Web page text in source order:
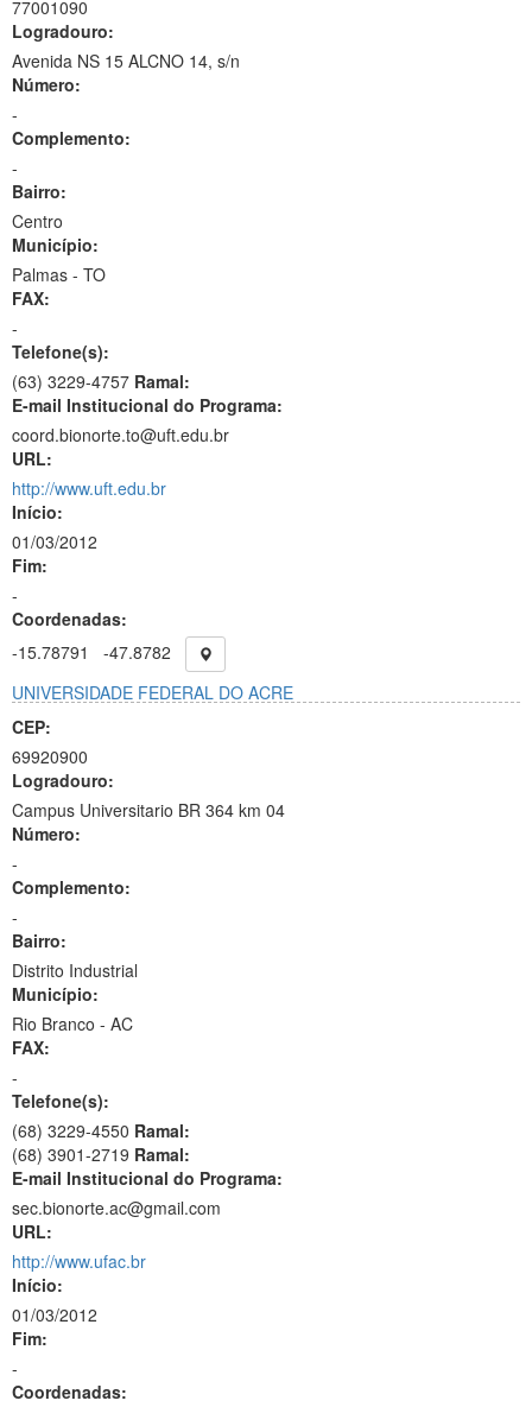
77001090
Logradouro:
Avenida NS 15 ALCNO 14, s/n
Número:
-
Complemento:
-
Bairro:
Centro
Município:
Palmas - TO
FAX:
-
Telefone(s):
(63) 3229-4757 Ramal:
E-mail Institucional do Programa:
coord.bionorte.to@uft.edu.br
URL:
http://www.uft.edu.br
Início:
01/03/2012
Fim:
-
Coordenadas:
-15.78791
-47.8782
UNIVERSIDADE FEDERAL DO ACRE
CEP:
69920900
Logradouro:
Campus Universitario BR 364 km 04
Número:
-
Complemento:
-
Bairro:
Distrito Industrial
Município:
Rio Branco - AC
FAX:
-
Telefone(s):
(68) 3229-4550 Ramal:
(68) 3901-2719 Ramal:
E-mail Institucional do Programa:
sec.bionorte.ac@gmail.com
URL:
http://www.ufac.br
Início:
01/03/2012
Fim:
-
Coordenadas: